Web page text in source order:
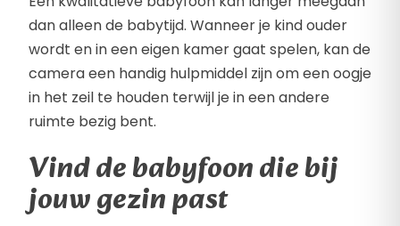
dan alleen de babytijd. Wanneer je kind ouder
wordt en in een eigen kamer gaat spelen, kan de
camera een handig hulpmiddel zijn om een oogje
in het zeil te houden terwijl je in een andere
ruimte bezig bent.
Vind de babyfoon die bij
jouw gezin past